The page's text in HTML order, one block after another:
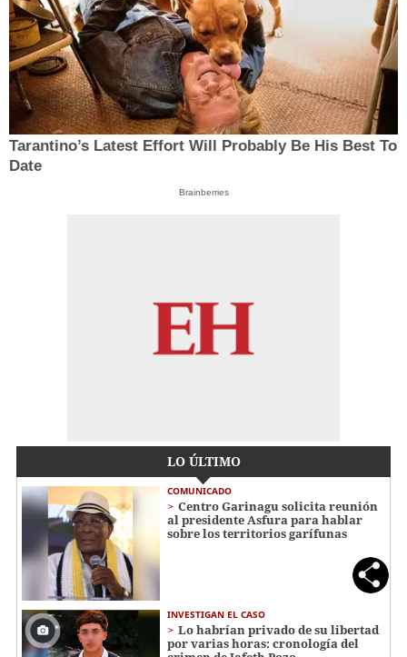
Tarantino’s Latest Effort Will Probably Be His Best To
Date
Brainberries
LO ÚLTIMO
COMUNICADO
Centro Garinagu solicita reunión
al presidente Asfura para hablar
sobre los territorios garífunas
INVESTIGAN EL CASO
Lo habrían privado de su libertad
por varias horas: cronología del